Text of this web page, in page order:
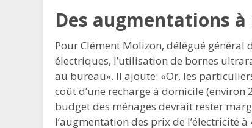
Des augmentations
Pour Clément Molizon, délégué général
électriques, l’utilisation de bornes
au bureau». Il ajoute: «Or, les
coût d’une recharge à domicile (environ
budget des ménages devrait rester
l’augmentation des prix de l’électricité